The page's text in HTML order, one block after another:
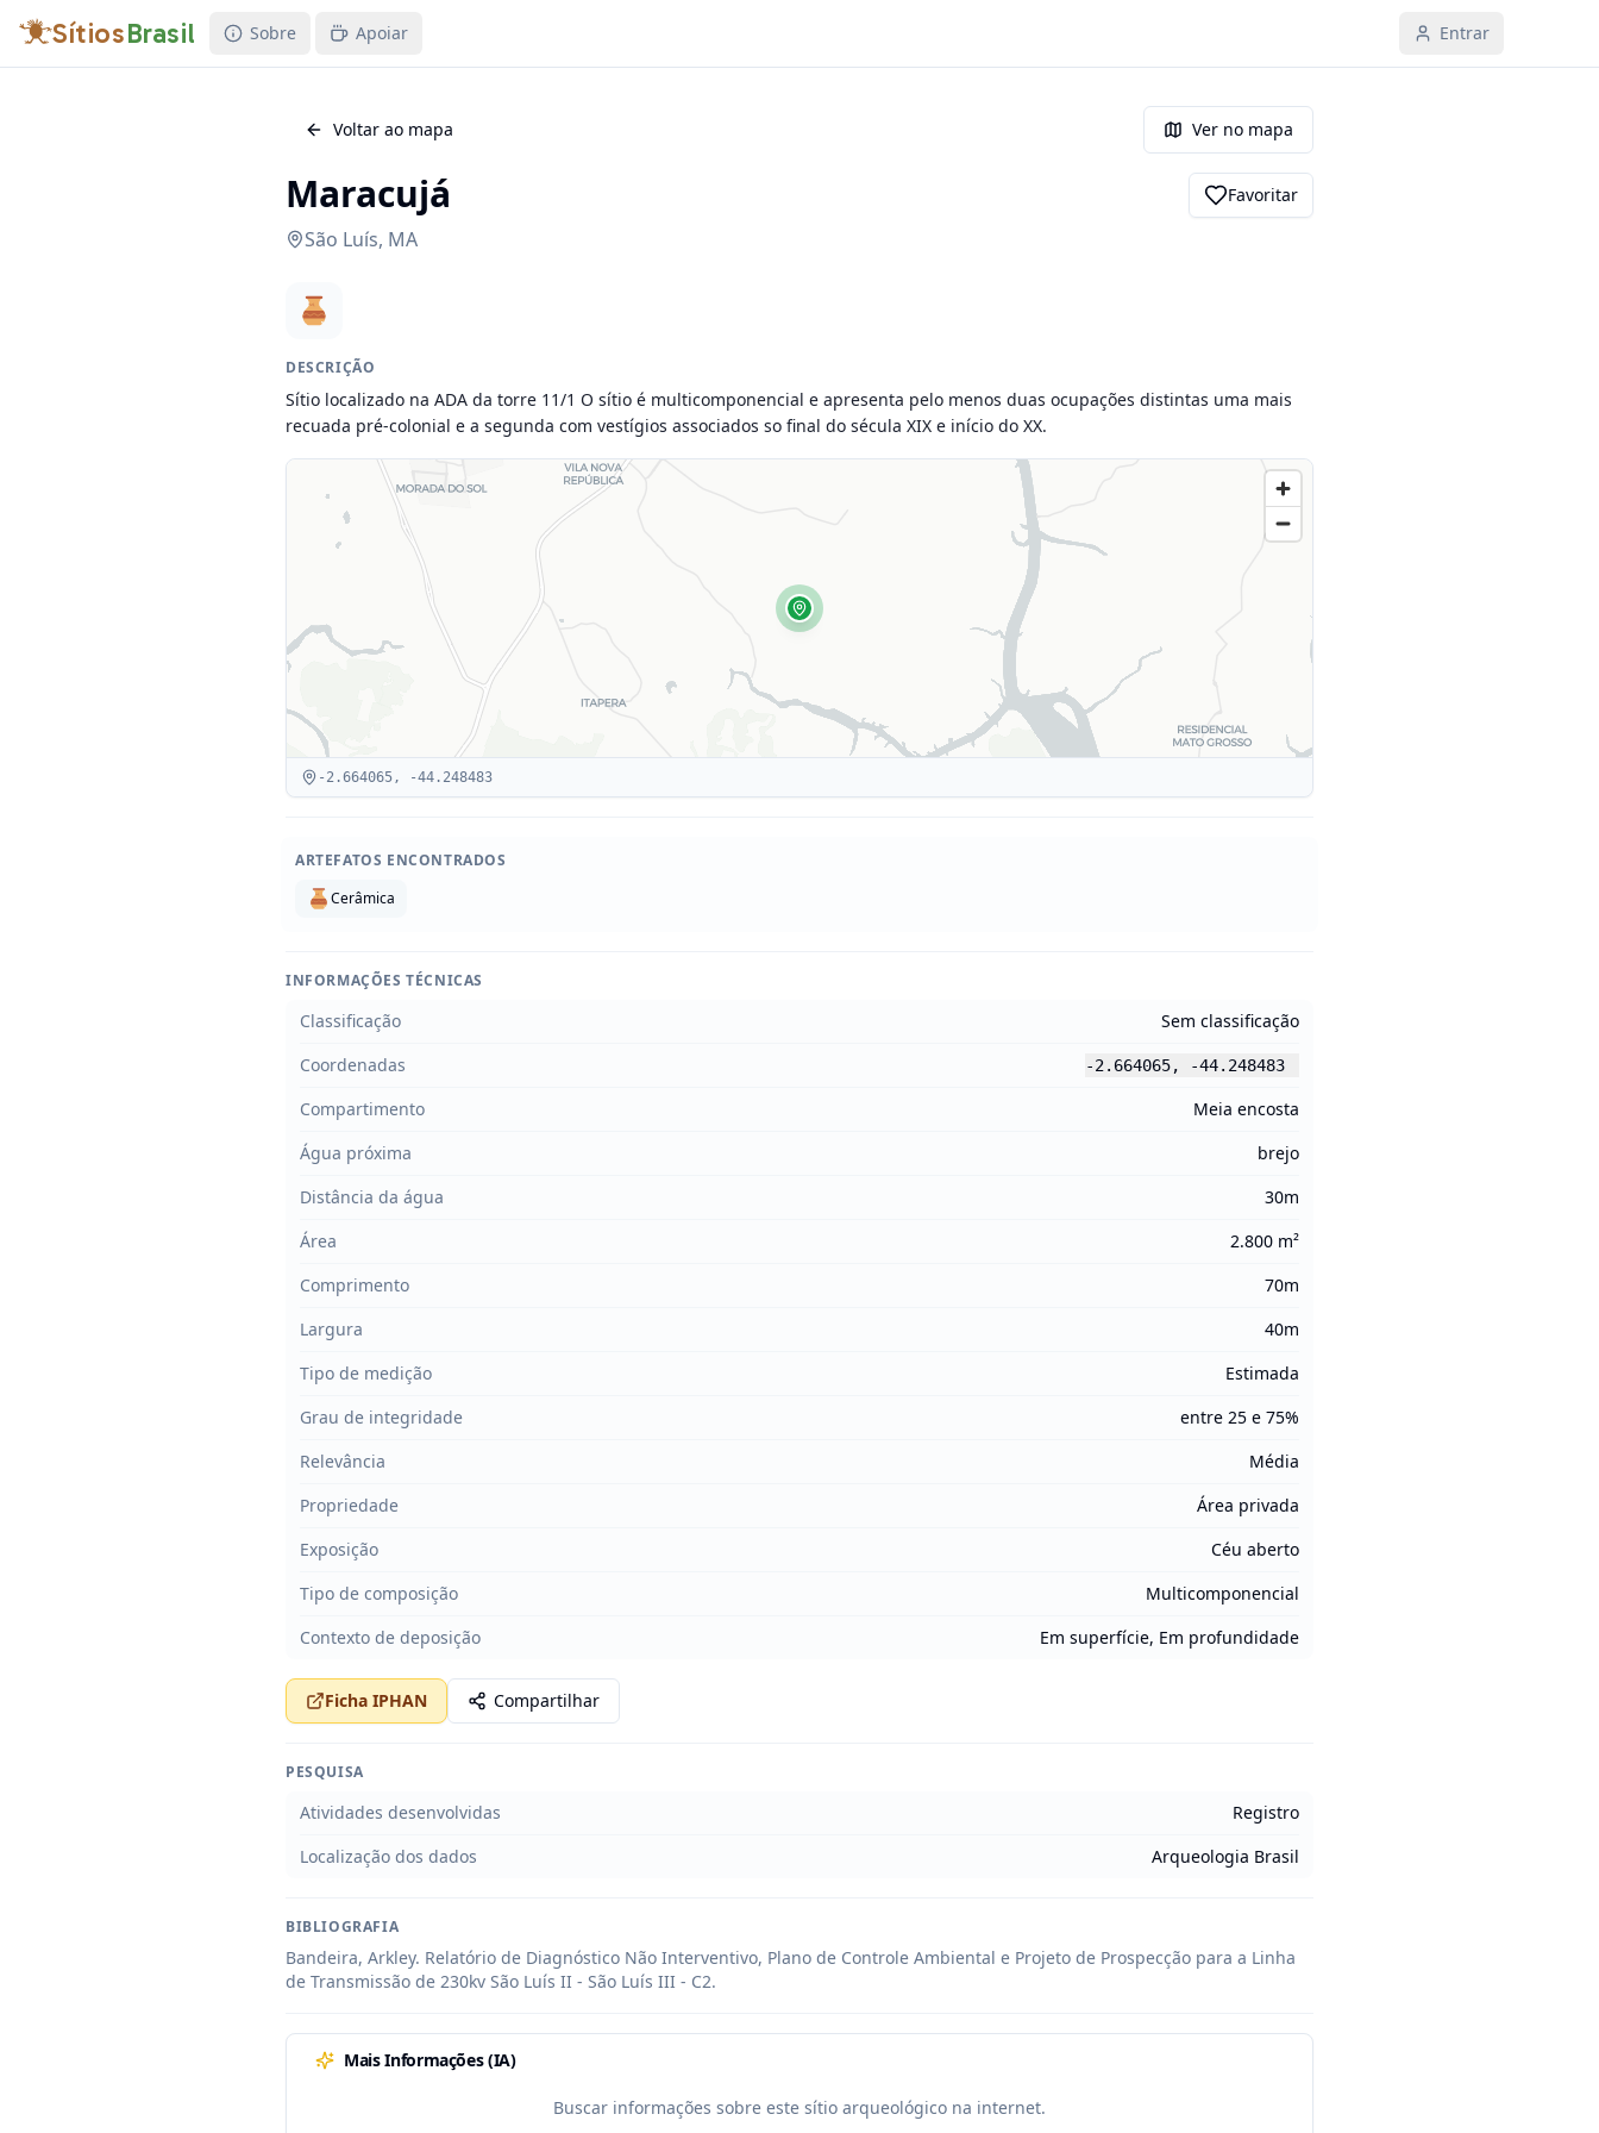
SítiosBrasil Sobre Apoiar Entrar
Voltar ao mapa Ver no mapa
Maracujá
São Luís, MA
Favoritar
DESCRIÇÃO
Sítio localizado na ADA da torre 11/1 O sítio é multicomponencial e apresenta pelo menos duas ocupações distintas uma mais
recuada pré-colonial e a segunda com vestígios associados so final do sécula XIX e início do XX.
-2.664065, -44.248483
ARTEFATOS ENCONTRADOS
Cerâmica
INFORMAÇÕES TÉCNICAS
Classificação
Sem classificação
Coordenadas
-2.664065, -44.248483
Compartimento
Meia encosta
Água próxima
brejo
Distância da água
30m
Área
2.800 m²
Comprimento
70m
Largura
40m
Tipo de medição
Estimada
Grau de integridade
entre 25 e 75%
Relevância
Média
Propriedade
Área privada
Exposição
Céu aberto
Tipo de composição
Multicomponencial
Contexto de deposição
Em superfície, Em profundidade
Ficha IPHAN Compartilhar
PESQUISA
Atividades desenvolvidas
Registro
Localização dos dados
Arqueologia Brasil
BIBLIOGRAFIA
Bandeira, Arkley. Relatório de Diagnóstico Não Interventivo, Plano de Controle Ambiental e Projeto de Prospecção para a Linha
de Transmissão de 230kv São Luís II - São Luís III - C2.
Mais Informações (IA)
Buscar informações sobre este sítio arqueológico na internet.